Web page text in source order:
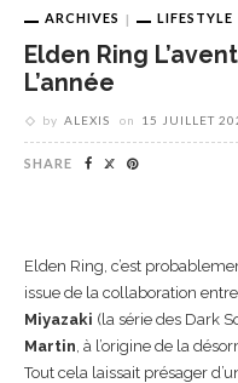
ARCHIVES LIFESTYLE
Elden Ring
L’année
by ALEXIS on 15 JUILLET
SHARE
Elden Ring, c’est
issue de la collaboration
Miyazaki (la série des Dark
Martin , à l’origine de la
Tout cela laissait présager